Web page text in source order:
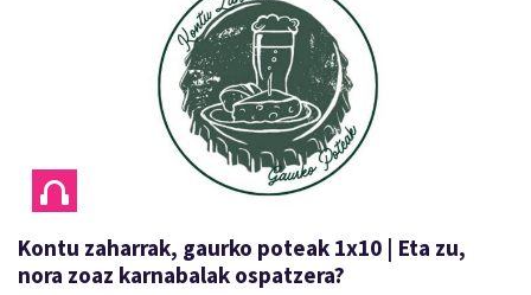
Kontu zaharrak, gaurko poteak 1x10 | Eta zu,
nora zoaz karnabalak ospatzera?